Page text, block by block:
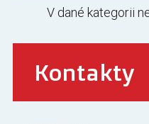
V dané kategorii
Kontakty